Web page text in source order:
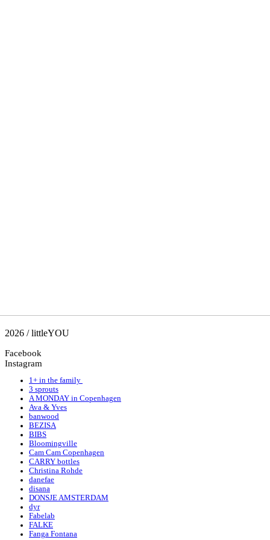
2026 / littleYOU
Facebook
Instagram
1+ in the family
3 sprouts
A MONDAY in Copenhagen
Ava & Yves
banwood
BEZISA
BIBS
Bloomingville
Cam Cam Copenhagen
CARRY bottles
Christina Rohde
danefae
disana
DONSJE AMSTERDAM
dyr
Fabelab
FALKE
Fanga Fontana